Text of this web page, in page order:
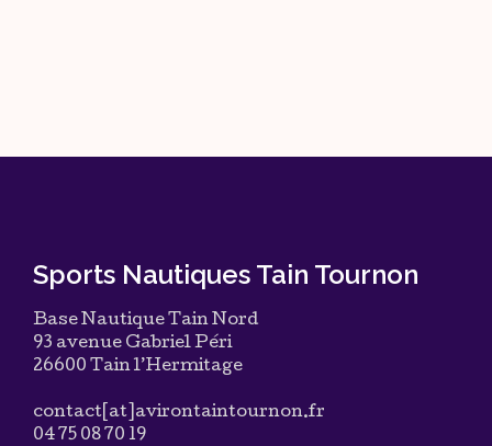
Sports Nautiques Tain Tournon
Base Nautique Tain Nord
93 avenue Gabriel Péri
26600 Tain l’Hermitage
contact[at]avirontaintournon.fr
04 75 08 70 19